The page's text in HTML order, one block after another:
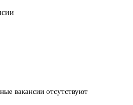
вакансии отсутствуют